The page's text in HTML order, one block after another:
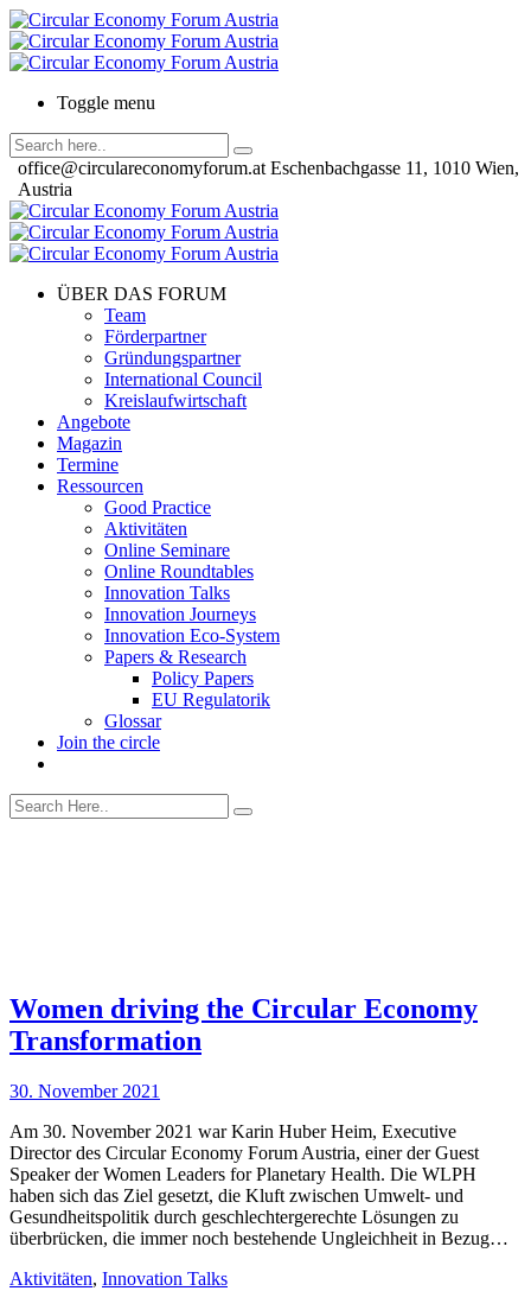
Toggle menu
office@circulareconomyforum.at Eschenbachgasse 11, 1010 Wien,
Austria
ÜBER DAS FORUM
Team
Förderpartner
Gründungspartner
International Council
Kreislaufwirtschaft
Angebote
Magazin
Termine
Ressourcen
Good Practice
Aktivitäten
Online Seminare
Online Roundtables
Innovation Talks
Innovation Journeys
Innovation Eco-System
Papers & Research
Policy Papers
EU Regulatorik
Glossar
Join the circle
Women driving the Circular Economy
Transformation
30. November 2021
Am 30. November 2021 war Karin Huber Heim, Executive
Director des Circular Economy Forum Austria, einer der Guest
Speaker der Women Leaders for Planetary Health. Die WLPH
haben sich das Ziel gesetzt, die Kluft zwischen Umwelt- und
Gesundheitspolitik durch geschlechtergerechte Lösungen zu
überbrücken, die immer noch bestehende Ungleichheit in Bezug…
Aktivitäten, Innovation Talks